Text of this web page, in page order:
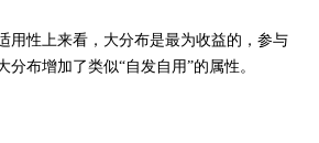
用性上来看，大分布是最为收益的，参与
分布增加了类似“自发自用”的属性。